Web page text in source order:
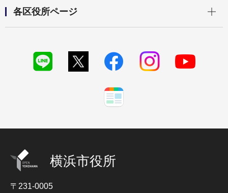
各区役所ページ
横浜市役所
〒231-0005